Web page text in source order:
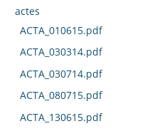
actes
ACTA_010615.pdf
ACTA_030314.pdf
ACTA_030714.pdf
ACTA_080715.pdf
ACTA_130615.pdf